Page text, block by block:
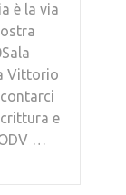
è la via
Vittorio
e
…